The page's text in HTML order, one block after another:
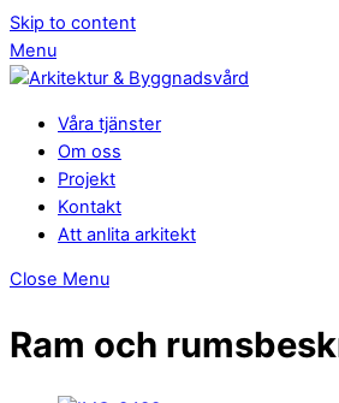
Skip to content
Menu
Våra tjänster
Om oss
Projekt
Kontakt
Att anlita arkitekt
Close Menu
Ram och